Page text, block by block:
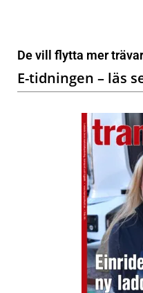
De vill flytta mer
E-tidningen – läs